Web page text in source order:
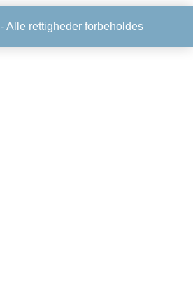
- Alle rettigheder forbeholdes